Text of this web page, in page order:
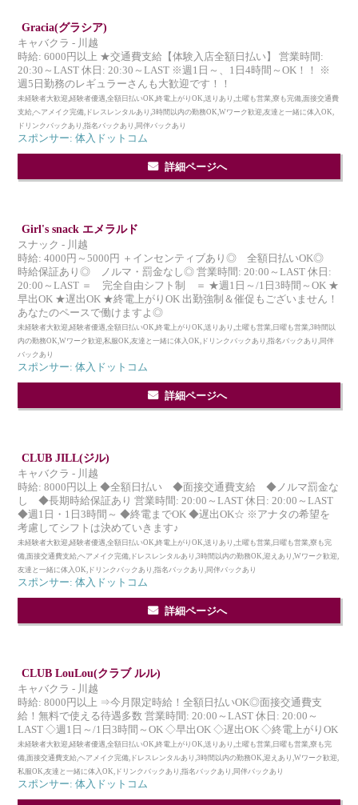
Gracia(グラシア)
キャバクラ - 川越
時給: 6000円以上 ★交通費支給【体験入店全額日払い】 営業時間:
20:30～LAST 休日: 20:30～LAST ※週1日～、1日4時間～OK！！ ※
週5日勤務のレギュラーさんも大歓迎です！！
未経験者大歓迎,経験者優遇,全額日払いOK,終電上がりOK,送りあり,土曜も営業,寮も完備,面接交通費
支給,ヘアメイク完備,ドレスレンタルあり,3時間以内の勤務OK,Wワーク歓迎,友達と一緒に体入OK,
ドリンクバックあり,指名バックあり,同伴バックあり
スポンサー: 体入ドットコム
詳細ページへ
Girl's snack エメラルド
スナック - 川越
時給: 4000円～5000円 ＋インセンティブあり◎ 全額日払いOK◎
時給保証あり◎ ノルマ・罰金なし◎ 営業時間: 20:00～LAST 休日:
20:00～LAST ＝ 完全自由シフト制 ＝ ★週1日～/1日3時間～OK ★
早出OK ★遅出OK ★終電上がりOK 出勤強制＆催促もございません！
あなたのペースで働けますよ◎
未経験者大歓迎,経験者優遇,全額日払いOK,終電上がりOK,送りあり,土曜も営業,日曜も営業,3時間以
内の勤務OK,Wワーク歓迎,私服OK,友達と一緒に体入OK,ドリンクバックあり,指名バックあり,同伴
バックあり
スポンサー: 体入ドットコム
詳細ページへ
CLUB JILL(ジル)
キャバクラ - 川越
時給: 8000円以上 ◆全額日払い ◆面接交通費支給 ◆ノルマ罰金な
し ◆長期時給保証あり 営業時間: 20:00～LAST 休日: 20:00～LAST
◆週1日・1日3時間～ ◆終電までOK ◆遅出OK☆ ※アナタの希望を
考慮してシフトは決めていきます♪
未経験者大歓迎,経験者優遇,全額日払いOK,終電上がりOK,送りあり,土曜も営業,日曜も営業,寮も完
備,面接交通費支給,ヘアメイク完備,ドレスレンタルあり,3時間以内の勤務OK,迎えあり,Wワーク歓迎,
友達と一緒に体入OK,ドリンクバックあり,指名バックあり,同伴バックあり
スポンサー: 体入ドットコム
詳細ページへ
CLUB LouLou(クラブ ルル)
キャバクラ - 川越
時給: 8000円以上 ⇒今月限定時給！全額日払いOK◎面接交通費支
給！無料で使える待遇多数 営業時間: 20:00～LAST 休日: 20:00～
LAST ◇週1日～/1日3時間～OK ◇早出OK ◇遅出OK ◇終電上がりOK
未経験者大歓迎,経験者優遇,全額日払いOK,終電上がりOK,送りあり,土曜も営業,日曜も営業,寮も完
備,面接交通費支給,ヘアメイク完備,ドレスレンタルあり,3時間以内の勤務OK,迎えあり,Wワーク歓迎,
私服OK,友達と一緒に体入OK,ドリンクバックあり,指名バックあり,同伴バックあり
スポンサー: 体入ドットコム